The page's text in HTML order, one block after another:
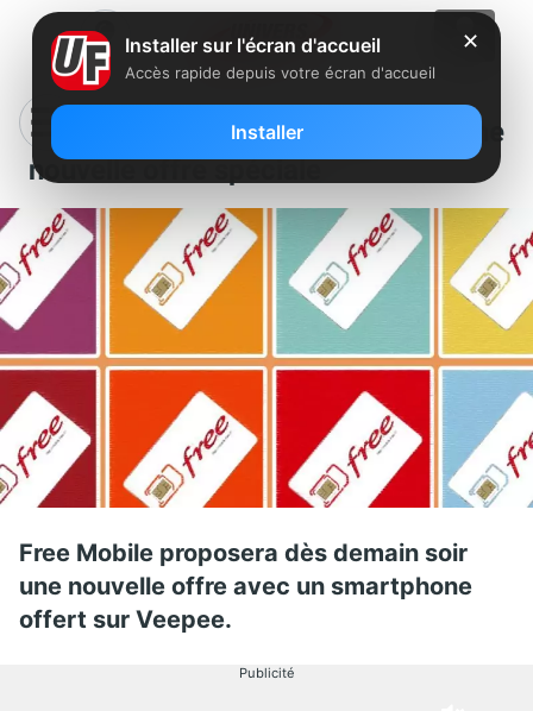
Free Mobile va dégainer une
nouvelle offre spéciale
Free Mobile proposera dès demain soir
une nouvelle offre avec un smartphone
offert sur Veepee.
Publicité
✕
Installer sur l'écran d'accueil
Accès rapide depuis votre écran d'accueil
Installer